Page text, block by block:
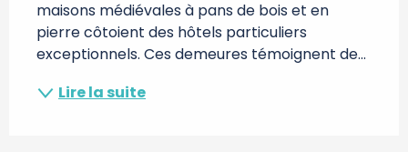
maisons médiévales à pans de bois et en
pierre côtoient des hôtels particuliers
exceptionnels. Ces demeures témoignent de...
Lire la suite